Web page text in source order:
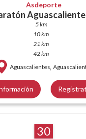
Asdeporte
5 km
10 km
21 km
42 km
Aguascalientes,
30